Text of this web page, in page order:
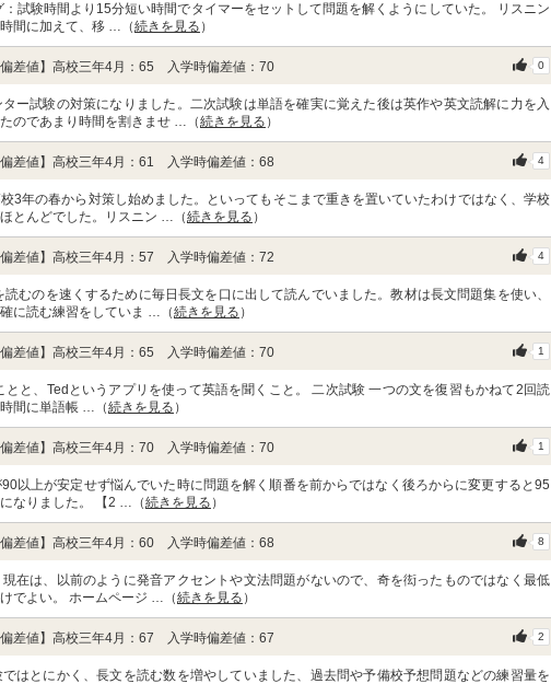
：試験時間より15分短い時間でタイマーをセットして問題を解くようにしていた。 リスニン
間に加えて、移 …（続きを見る ）
偏差値】高校三年4月：65 入学時偏差値：70 0
ー試験の対策になりました。二次試験は単語を確実に覚えた後は英作や英文読解に力を入
のであまり時間を割きませ …（続きを見る ）
偏差値】高校三年4月：61 入学時偏差値：68 4
3年の春から対策し始めました。といってもそこまで重きを置いていたわけではなく、学校
とんどでした。リスニン …（続きを見る ）
偏差値】高校三年4月：57 入学時偏差値：72 4
むのを速くするために毎日長文を口に出して読んでいました。教材は長文問題集を使い、
に読む練習をしていま …（続きを見る ）
偏差値】高校三年4月：65 入学時偏差値：70 1
と、Tedというアプリを使って英語を聞くこと。 二次試験 一つの文を復習もかねて2回読
間に単語帳 …（続きを見る ）
偏差値】高校三年4月：70 入学時偏差値：70 1
90以上が安定せず悩んでいた時に問題を解く順番を前からではなく後ろからに変更すると95
なりました。 【2 …（続きを見る ）
偏差値】高校三年4月：60 入学時偏差値：68 8
現在は、以前のように発音アクセントや文法問題がないので、奇を衒ったものではなく最低
でよい。 ホームページ …（続きを見る ）
偏差値】高校三年4月：67 入学時偏差値：67 2
ではとにかく、長文を読む数を増やしていました、過去問や予備校予想問題などの練習量を